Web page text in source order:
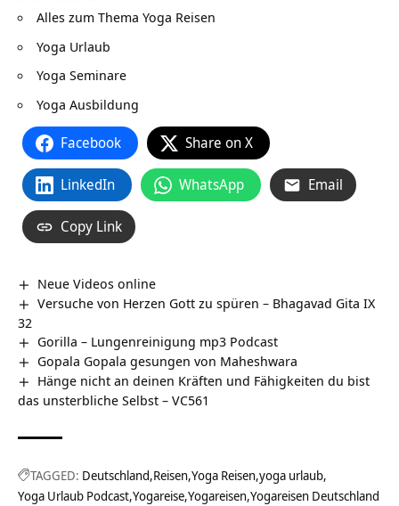
Alles zum Thema Yoga Reisen
Yoga Urlaub
Yoga Seminare
Yoga Ausbildung
Facebook Share on X
LinkedIn WhatsApp Email
Copy Link
Neue Videos online
Versuche von Herzen Gott zu spüren – Bhagavad Gita IX
32
Gorilla – Lungenreinigung mp3 Podcast
Gopala Gopala gesungen von Maheshwara
Hänge nicht an deinen Kräften und Fähigkeiten du bist
das unsterbliche Selbst – VC561
TAGGED: Deutschland Reisen Yoga Reisen yoga urlaub
Yoga Urlaub Podcast Yogareise Yogareisen Yogareisen Deutschland